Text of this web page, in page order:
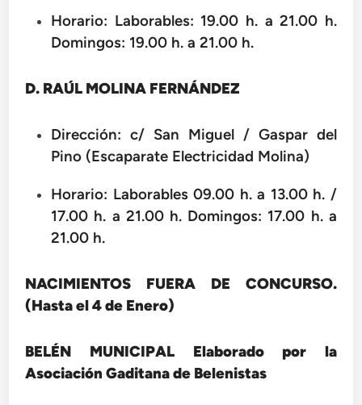
Horario: Laborables: 19.00 h. a 21.00 h.
Domingos: 19.00 h. a 21.00 h.
D. RAÚL MOLINA FERNÁNDEZ
Dirección: c/ San Miguel / Gaspar del
Pino (Escaparate Electricidad Molina)
Horario: Laborables 09.00 h. a 13.00 h. /
17.00 h. a 21.00 h. Domingos: 17.00 h. a
21.00 h.
NACIMIENTOS FUERA DE CONCURSO.
(Hasta el 4 de Enero)
BELÉN MUNICIPAL Elaborado por la
Asociación Gaditana de Belenistas